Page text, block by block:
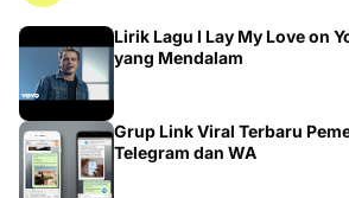
Lirik Lagu I Lay My Love on
yang Mendalam
Grup Link Viral Terbaru
Telegram dan WA